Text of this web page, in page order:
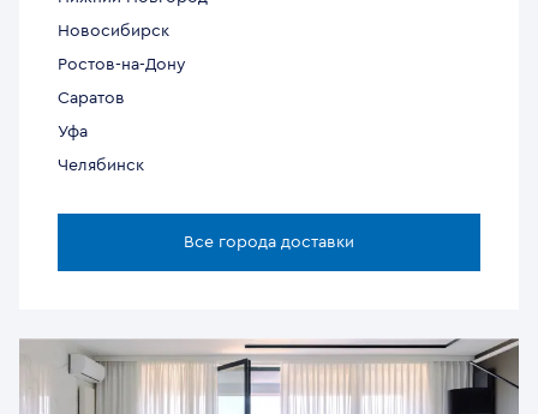
Новосибирск
Ростов-на-Дону
Саратов
Уфа
Челябинск
Все города доставки